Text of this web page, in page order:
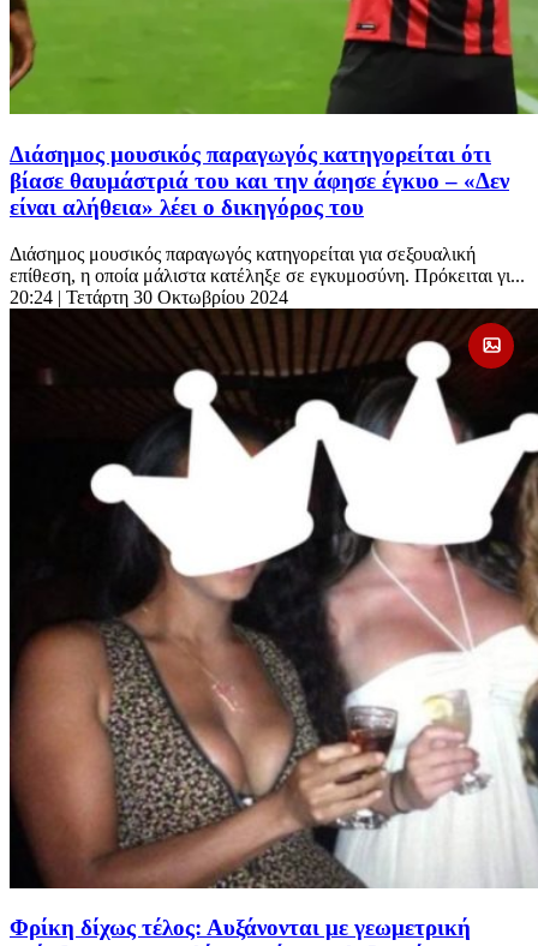
Διάσημος μουσικός παραγωγός κατηγορείται ότι
βίασε θαυμάστριά του και την άφησε έγκυο – «Δεν
είναι αλήθεια» λέει ο δικηγόρος του
Διάσημος μουσικός παραγωγός κατηγορείται για σεξουαλική
επίθεση, η οποία μάλιστα κατέληξε σε εγκυμοσύνη. Πρόκειται γι...
20:24 | Τετάρτη 30 Οκτωβρίου 2024
Φρίκη δίχως τέλος: Αυξάνονται με γεωμετρική